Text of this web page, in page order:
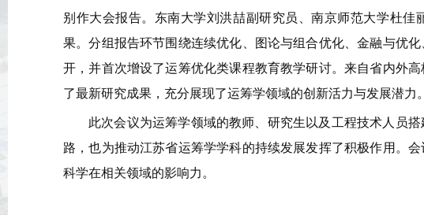
别作大会报告。东南大学刘洪喆副研究员、南京师范大学杜佳
果。分组报告环节围绕连续优化、图论与组合优化、金融与优
开，并首次增设了运筹优化类课程教育教学研讨。来自省内外
了最新研究成果，充分展现了运筹学领域的创新活力与发展潜力。
此次会议为运筹学领域的教师、研究生以及工程技术人员
路，也为推动江苏省运筹学学科的持续发展发挥了积极作用。
科学在相关领域的影响力。